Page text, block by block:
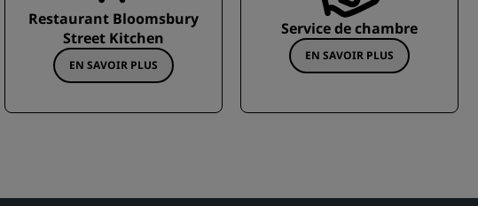
Restaurant Bloomsbury
Street Kitchen
EN SAVOIR PLUS
Service de chambre
EN SAVOIR PLUS